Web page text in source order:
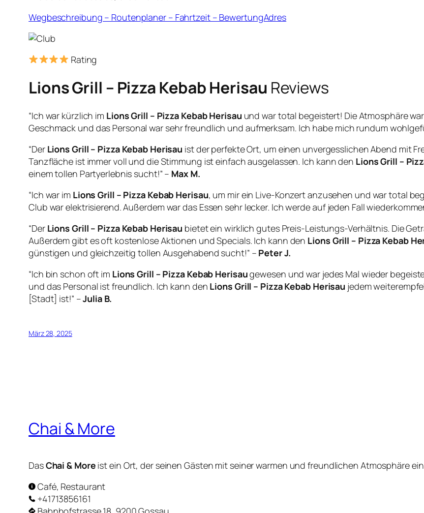
Wegbeschreibung – Routenplaner – Fahrtzeit – BewertungAdres
Rating
Lions Grill – Pizza Kebab Herisau Reviews
“Ich war kürzlich im Lions Grill – Pizza Kebab Herisau und war total begeistert! Die Atmosphäre
Geschmack und das Personal war sehr freundlich und aufmerksam. Ich habe mich rundum
“Der Lions Grill – Pizza Kebab Herisau ist der perfekte Ort, um einen unvergesslichen Abend mit
Tanzfläche ist immer voll und die Stimmung ist einfach ausgelassen. Ich kann den Lions Grill –
einem tollen Partyerlebnis sucht!” – Max M.
“Ich war im Lions Grill – Pizza Kebab Herisau, um mir ein Live-Konzert anzusehen und war total
Club war elektrisierend. Außerdem war das Essen sehr lecker. Ich werde auf jeden Fall
“Der Lions Grill – Pizza Kebab Herisau bietet ein wirklich gutes Preis-Leistungs-Verhältnis. Die
Außerdem gibt es oft kostenlose Aktionen und Specials. Ich kann den Lions Grill – Pizza Kebab
günstigen und gleichzeitig tollen Ausgehabend sucht!” – Peter J.
“Ich bin schon oft im Lions Grill – Pizza Kebab Herisaugewesen und war jedes Mal wieder
und das Personal ist freundlich. Ich kann den Lions Grill – Pizza Kebab Herisau jedem
[Stadt] ist!” –Julia B.
März 28, 2025
Chai & More
DasChai & More ist ein Ort, der seinen Gästen mit seiner warmen und freundlichen Atmosphäre
Café, Restaurant
+41713856161